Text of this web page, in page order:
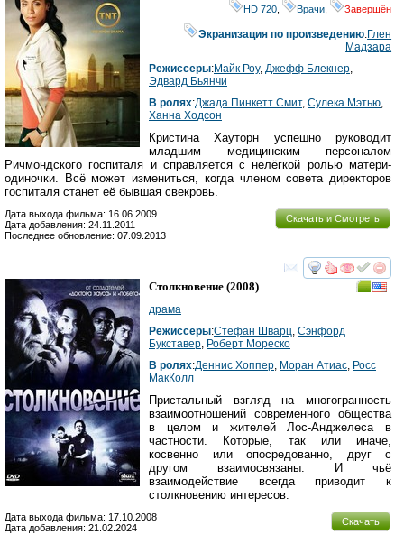
HD 720 Врачи Завершён
Экранизация по произведению:Глен
Мадзара
Режиссеры:Майк Роу, Джефф Блекнер,
Эдвард Бьянчи
В ролях:Джада Пинкетт Смит, Сулека Мэтью,
Ханна Ходсон
Кристина Хауторн успешно руководит
младшим медицинским персоналом
Ричмондского госпиталя и справляется с нелёгкой ролью матери-
одиночки. Всё может измениться, когда членом совета директоров
госпиталя станет её бывшая свекровь.
Скачать и Смотреть
Дата выхода фильма: 16.06.2009
Дата добавления: 24.11.2011
Последнее обновление: 07.09.2013
смотреть
Столкновение (2008)
драма
Режиссеры:Стефан Шварц, Сэнфорд
Букставер, Роберт Мореско
В ролях:Деннис Хоппер, Моран Атиас, Росс
МакКолл
Пристальный взгляд на многогранность
взаимоотношений современного общества
в целом и жителей Лос-Анджелеса в
частности. Которые, так или иначе,
косвенно или опосредованно, друг с
другом взаимосвязаны. И чьё
взаимодействие всегда приводит к
столкновению интересов.
Скачать
Дата выхода фильма: 17.10.2008
Дата добавления: 21.02.2024